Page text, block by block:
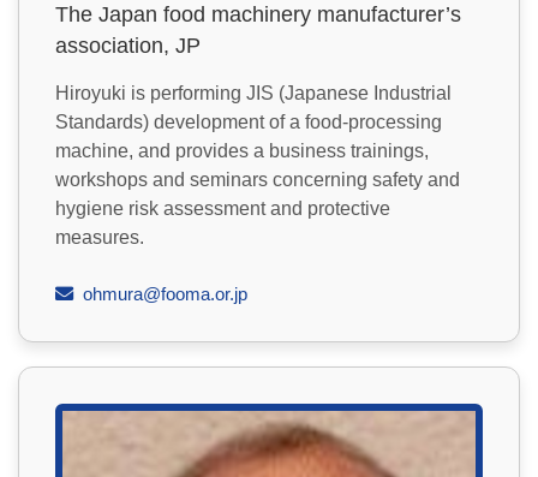
The Japan food machinery manufacturer’s
association, JP
Hiroyuki is performing JIS (Japanese Industrial
Standards) development of a food-processing
machine, and provides a business trainings,
workshops and seminars concerning safety and
hygiene risk assessment and protective
measures.
ohmura@fooma.or.jp